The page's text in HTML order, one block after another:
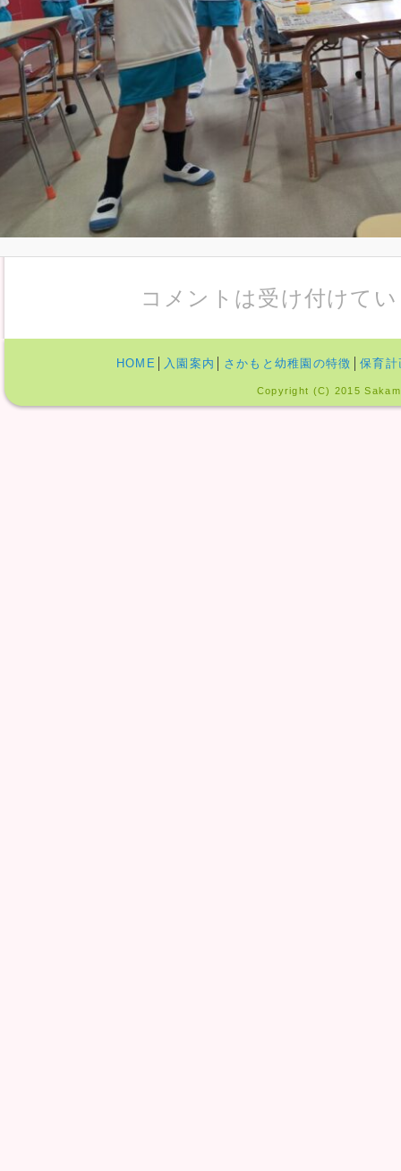
コメントは受け付けて
HOME 入園案内 さかもと幼稚園の特徴 保育計
Copyright (C) 2015